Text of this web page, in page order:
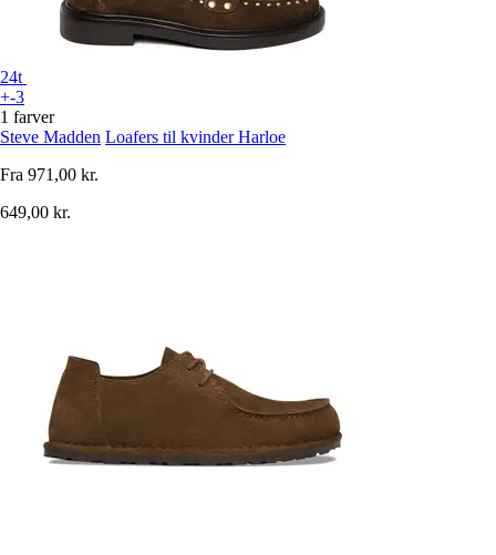
24t
+-3
1 farver
Steve Madden Loafers til kvinder Harloe
Fra 971,00 kr.
649,00 kr.